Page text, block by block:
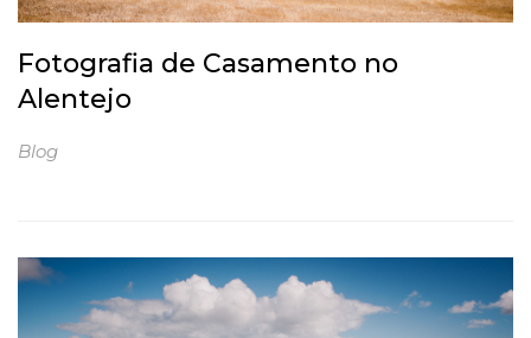
Fotografia de Casamento no
Alentejo
Blog